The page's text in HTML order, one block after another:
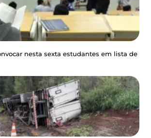
nesta sexta estudantes em lista de